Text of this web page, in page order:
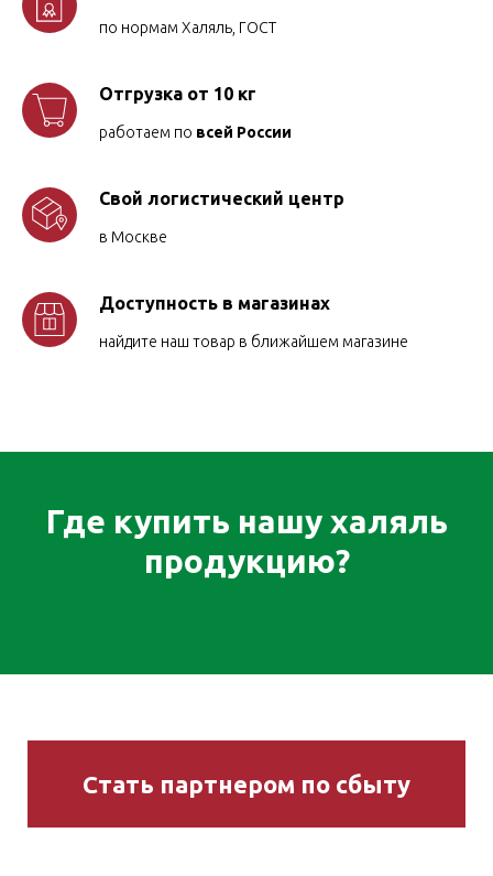
по нормам Халяль, ГОСТ
Отгрузка от 10 кг
работаем по всей России
Свой логистический центр
в Москве
Доступность в магазинах
найдите наш товар в ближайшем магазине
Где купить нашу халяль
продукцию?
Стать партнером по сбыту